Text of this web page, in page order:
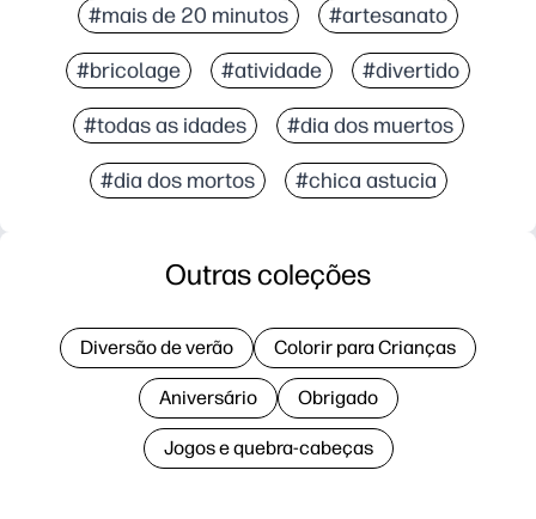
#mais de 20 minutos #artesanato
#bricolage #atividade #divertido
#todas as idades #dia dos muertos
#dia dos mortos #chica astucia
Outras coleções
Diversão de verão Colorir para Crianças
Aniversário Obrigado
Jogos e quebra-cabeças